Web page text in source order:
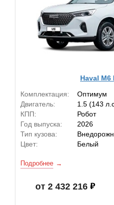
Haval M6
Комплектация:
Оптимум
Двигатель:
1.5 (143
КПП:
Робот
Год выпуска:
2026
Тип кузова:
Цвет:
Белый
Подробнее
от 2 432 216